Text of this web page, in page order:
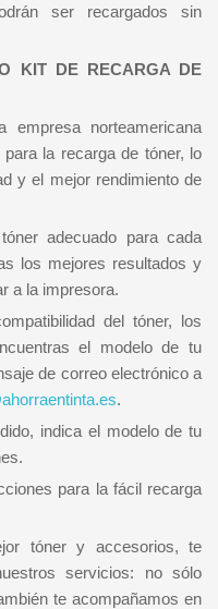
ser recargados sin
KIT DE RECARGA DE
norteamericana
la recarga de tóner, lo
y el mejor rendimiento de
adecuado para cada
los mejores resultados y
a la impresora.
del tóner, los
el modelo de tu
de correo electrónico a
.
indica el modelo de tu
para la fácil recarga
tóner y accesorios, te
servicios: no sólo
te acompañamos en